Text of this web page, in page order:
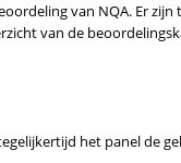
van NQA. Er zijn
van de
het panel de